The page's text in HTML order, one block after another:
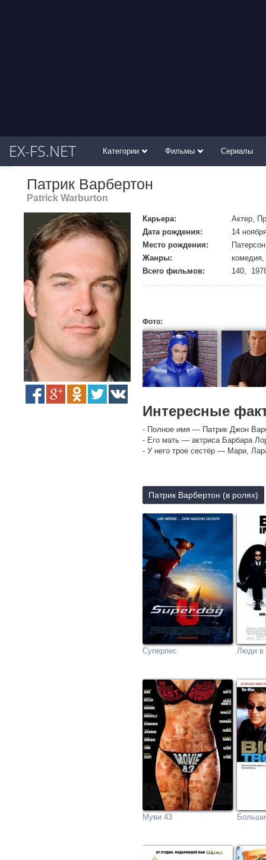
EX-FS.NET Категории Фильмы Сериалы
Патрик Варбертон
Patrick Warburton
Карьера:
Актер,
Дата рождения:
14
Место рождения:
Жанры:
Всего фильмов:
140,
Фото:
Интересные
- Полное имя — Патрик Джон
- Его мать — актриса Барбара
- У него трое сестёр — Мари,
Патрик Варбертон (в ролях)
Суперпес Люди в
Муви 43